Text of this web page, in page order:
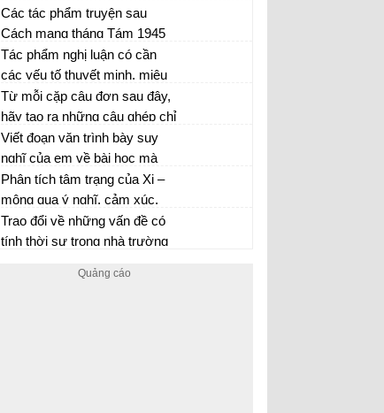
này biết mẹ con ta ở chốn
nào.
và ở đây chúng được dùng
như từ thuộc từ loại nào?
Các tác phẩm truyện sau
Cách mạng tháng Tám 1945
trong bảng thống kê trên đã
phản ánh được những nét gì
về đất nước và con người Việt
Nam ở giai đoạn đó?
Tác phẩm nghị luận có cần
các yếu tố thuyết minh, miêu
tả, tự sự không? Cần ở mức
độ nào, vì sao?
Từ mỗi cặp câu đơn sau đây,
hãy tạo ra những câu ghép chỉ
các kiểu quan hệ nguyên
nhân, điều kiện, tương phản,
nhượng bộ
Viết đoạn văn trình bày suy
nghĩ của em về bài học mà
mình rút ra được sau khi học
văn bản Rô – bin – xơn ngoài
đảo hoang. Trong đoạn văn có
sử dụng cụm danh từ, cụm
Phân tích tâm trạng của Xi –
mông qua ý nghĩ, cảm xúc,
hành động và lời nói của nhân
vật trong văn bản.
Trao đổi về những vấn đề có
tính thời sự trong nhà trường
viết một văn bản nhật dụng.